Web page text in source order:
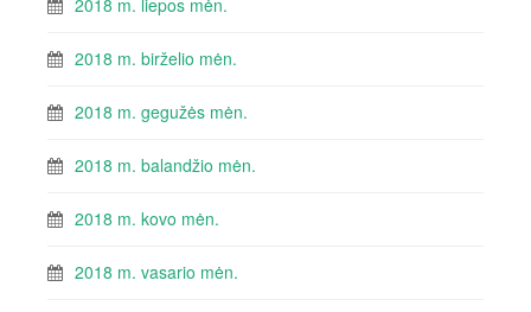
2018 m. liepos mėn.
2018 m. birželio mėn.
2018 m. gegužės mėn.
2018 m. balandžio mėn.
2018 m. kovo mėn.
2018 m. vasario mėn.